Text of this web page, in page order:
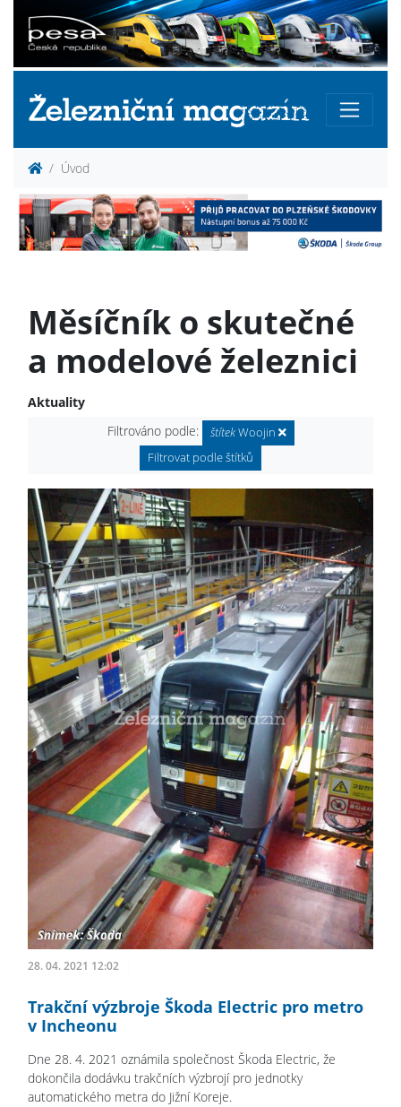
Úvod
Měsíčník o skutečné
a modelové železnici
Aktuality
Filtrováno podle:
štítekWoojin
Filtrovat podle štítků
28. 04. 2021 12:02
Trakční výzbroje Škoda Electric pro metro
v Incheonu
Dne 28. 4. 2021 oznámila společnost Škoda Electric, že
dokončila dodávku trakčních výzbrojí pro jednotky
automatického metra do Jižní Koreje.